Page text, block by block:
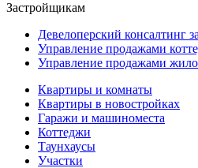
Застройщикам
Девелоперский консалтинг
Управление продажами
Управление продажами
Квартиры и комнаты
Квартиры в новостройках
Гаражи и машиноместа
Коттеджи
Таунхаусы
Участки